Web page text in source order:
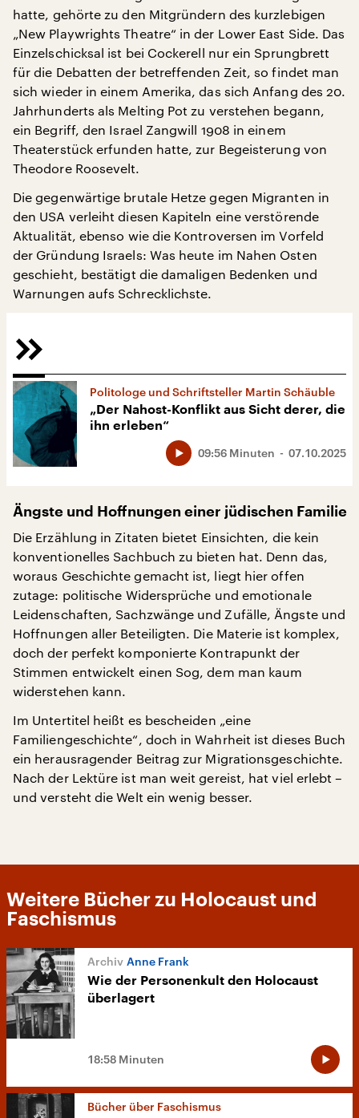
hatte, gehörte zu den Mitgründern des kurzlebigen
„New Playwrights Theatre“ in der Lower East Side. Das
Einzelschicksal ist bei Cockerell nur ein Sprungbrett
für die Debatten der betreffenden Zeit, so findet man
sich wieder in einem Amerika, das sich Anfang des 20.
Jahrhunderts als Melting Pot zu verstehen begann,
ein Begriff, den Israel Zangwill 1908 in einem
Theaterstück erfunden hatte, zur Begeisterung von
Theodore Roosevelt.
Die gegenwärtige brutale Hetze gegen Migranten in
den USA verleiht diesen Kapiteln eine verstörende
Aktualität, ebenso wie die Kontroversen im Vorfeld
der Gründung Israels: Was heute im Nahen Osten
geschieht, bestätigt die damaligen Bedenken und
Warnungen aufs Schrecklichste.
Politologe und Schriftsteller Martin Schäuble
„Der Nahost-Konflikt aus Sicht derer, die
ihn erleben“
07.10.2025
09:56 Minuten
Ängste und Hoffnungen einer jüdischen Familie
Die Erzählung in Zitaten bietet Einsichten, die kein
konventionelles Sachbuch zu bieten hat. Denn das,
woraus Geschichte gemacht ist, liegt hier offen
zutage: politische Widersprüche und emotionale
Leidenschaften, Sachzwänge und Zufälle, Ängste und
Hoffnungen aller Beteiligten. Die Materie ist komplex,
doch der perfekt komponierte Kontrapunkt der
Stimmen entwickelt einen Sog, dem man kaum
widerstehen kann.
Im Untertitel heißt es bescheiden „eine
Familiengeschichte“, doch in Wahrheit ist dieses Buch
ein herausragender Beitrag zur Migrationsgeschichte.
Nach der Lektüre ist man weit gereist, hat viel erlebt –
und versteht die Welt ein wenig besser.
Weitere Bücher zu Holocaust und
Faschismus
Anne Frank
Wie der Personenkult den Holocaust
überlagert
18:58 Minuten
Bücher über Faschismus